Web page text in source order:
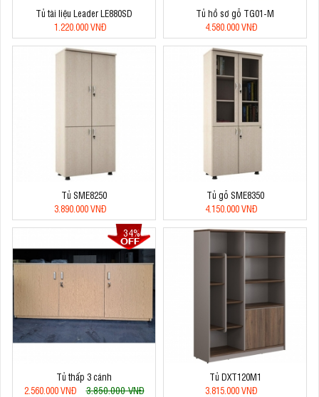
Tủ tài liệu Leader LE880SD
1.220.000 VNĐ
Tủ hồ sơ gỗ TG01-M
4.580.000 VNĐ
Tủ SME8250
3.890.000 VNĐ
Tủ gỗ SME8350
4.150.000 VNĐ
34%
Tủ thấp 3 cánh
2.560.000 VNĐ
3.850.000 VNĐ
Tủ DXT120M1
3.815.000 VNĐ